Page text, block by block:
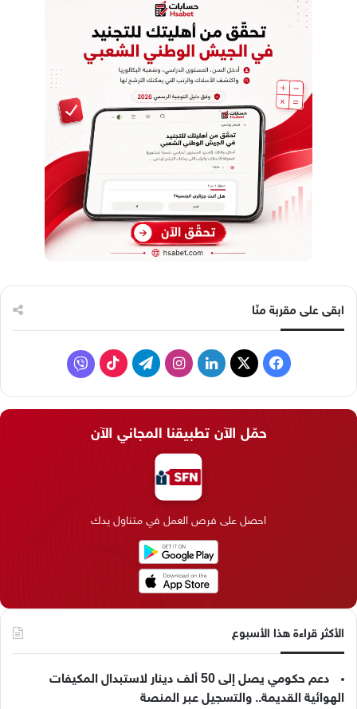
ابقى على مقربة منّا
ف
د
ن
ق
ر
ا
م
ت
م
k
ف
ا
حمّل الآن تطبيقنا المجاني الآن
احصل على فرص العمل في متناول يدك
الأكثر قراءة هذا الأسبوع
دعم حكومي يصل إلى 50 ألف دينار لاستبدال المكيفات
الهوائية القديمة.. والتسجيل عبر المنصة